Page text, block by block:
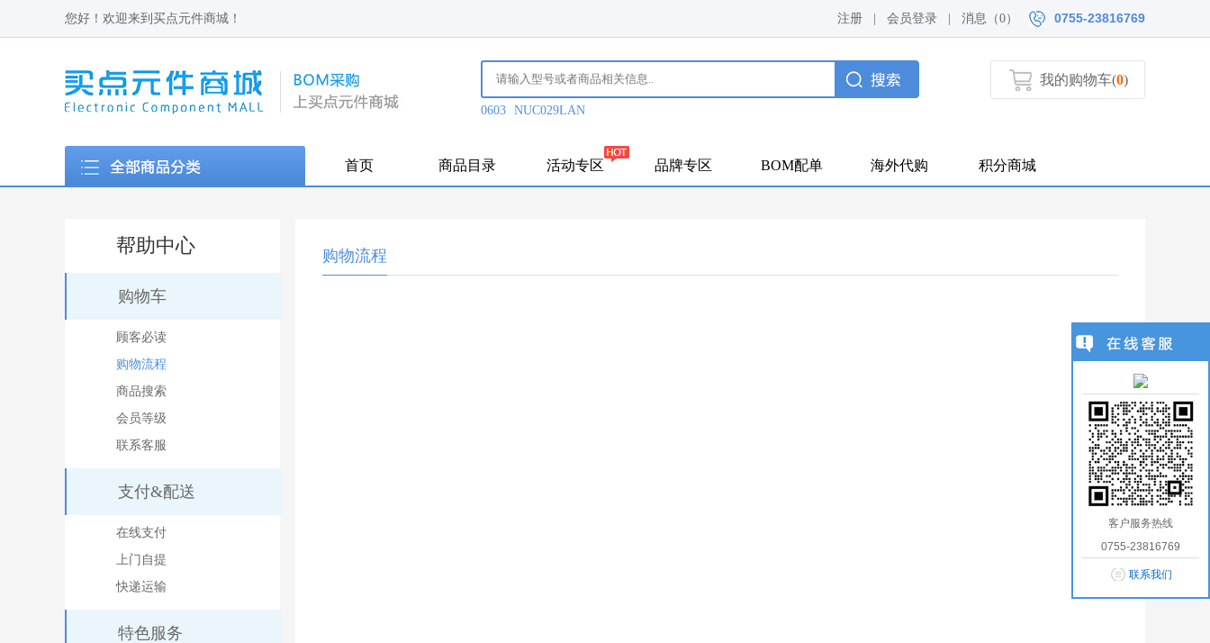
0755-23816769
注册 会员登录 消息（0）
您好！欢迎来到买点元件商城！
我的购物车(0)
0603 NUC029LAN
首页 商品目录 活动专区 品牌专区 BOM配单 海外代购 积分商城
帮助中心
购物车
顾客必读
购物流程
商品搜索
会员等级
联系客服
支付&配送
在线支付
上门自提
快递运输
特色服务
购物流程
客户服务热线
0755-23816769
联系我们